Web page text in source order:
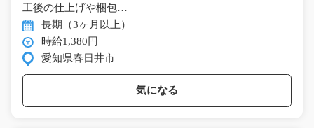
工後の仕上げや梱包…
長期（3ヶ月以上）
時給1,380円
愛知県春日井市
気になる